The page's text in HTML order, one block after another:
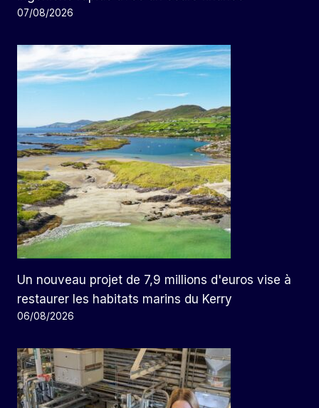
07/08/2026
Un nouveau projet de 7,9 millions d'euros vise à
restaurer les habitats marins du Kerry
06/08/2026